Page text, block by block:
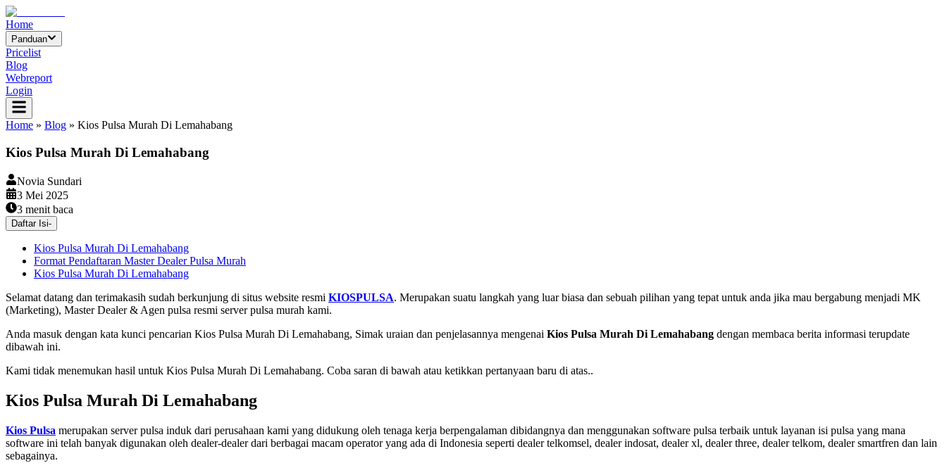
Home
Panduan
Pricelist
Blog
Webreport
Login
Home » Blog » Kios Pulsa Murah Di Lemahabang
Kios Pulsa Murah Di Lemahabang
Novia Sundari
3 Mei 2025
3 menit baca
Daftar Isi-
Kios Pulsa Murah Di Lemahabang
Format Pendaftaran Master Dealer Pulsa Murah
Kios Pulsa Murah Di Lemahabang
Selamat datang dan terimakasih sudah berkunjung di situs website resmi KIOSPULSA. Merupakan suatu langkah yang luar biasa dan sebuah pilihan yang tepat untuk anda jika mau bergabung menjadi MK
(Marketing), Master Dealer & Agen pulsa resmi server pulsa murah kami.
Anda masuk dengan kata kunci pencarian Kios Pulsa Murah Di Lemahabang, Simak uraian dan penjelasannya mengenai Kios Pulsa Murah Di Lemahabang dengan membaca berita informasi terupdate
dibawah ini.
Kami tidak menemukan hasil untuk Kios Pulsa Murah Di Lemahabang. Coba saran di bawah atau ketikkan pertanyaan baru di atas..
Kios Pulsa Murah Di Lemahabang
Kios Pulsa merupakan server pulsa induk dari perusahaan kami yang didukung oleh tenaga kerja berpengalaman dibidangnya dan menggunakan software pulsa terbaik untuk layanan isi pulsa yang mana
software ini telah banyak digunakan oleh dealer-dealer dari berbagai macam operator yang ada di Indonesia seperti dealer telkomsel, dealer indosat, dealer xl, dealer three, dealer telkom, dealer smartfren dan lain
sebagainya.